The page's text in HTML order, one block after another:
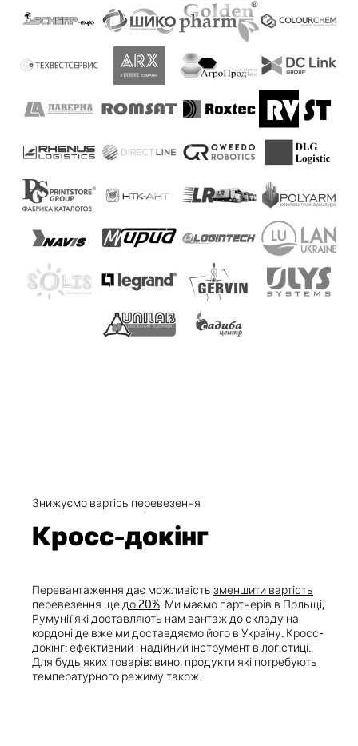
Знижуємо вартісь перевезення
Кросс-докінг
Перевантаження дає можливість зменшити вартість
перевезення щедо 20%. Ми маємо партнерів в Польщі,
Румунії які доставляють нам вантаж до складу на
кордоні де вже ми доставдяємо його в Україну. Кросс-
докінг: ефективний і надійний інструмент в логістиці.
Для будь яких товарів: вино, продукти які потребують
температурного режиму також.